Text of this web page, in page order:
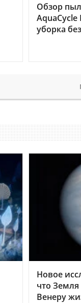
Обзор
AquaCycle
уборка
Новое
что Земля
Венеру